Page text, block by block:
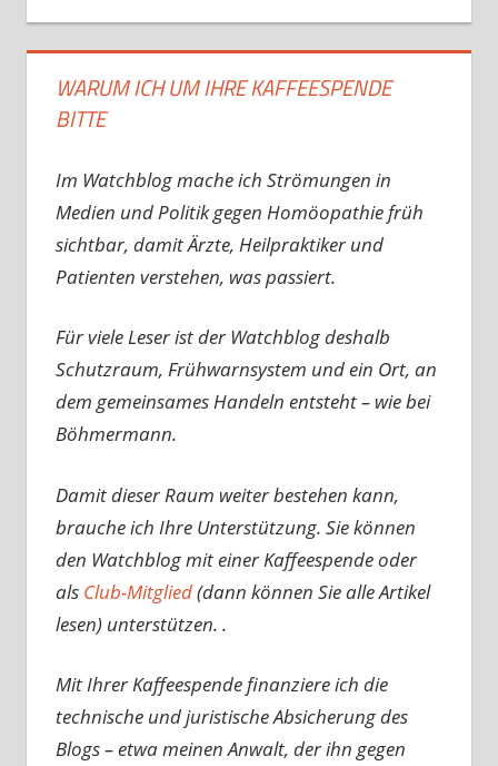
WARUM ICH UM IHRE KAFFEESPENDE
BITTE
Im Watchblog mache ich Strömungen in
Medien und Politik gegen Homöopathie früh
sichtbar, damit Ärzte, Heilpraktiker und
Patienten verstehen, was passiert.
Für viele Leser ist der Watchblog deshalb
Schutzraum, Frühwarnsystem und ein Ort, an
dem gemeinsames Handeln entsteht – wie bei
Böhmermann.
Damit dieser Raum weiter bestehen kann,
brauche ich Ihre Unterstützung. Sie können
den Watchblog mit einer Kaffeespende oder
als Club-Mitglied(dann können Sie alle Artikel
lesen) unterstützen. .
Mit Ihrer Kaffeespende finanziere ich die
technische und juristische Absicherung des
Blogs – etwa meinen Anwalt, der ihn gegen